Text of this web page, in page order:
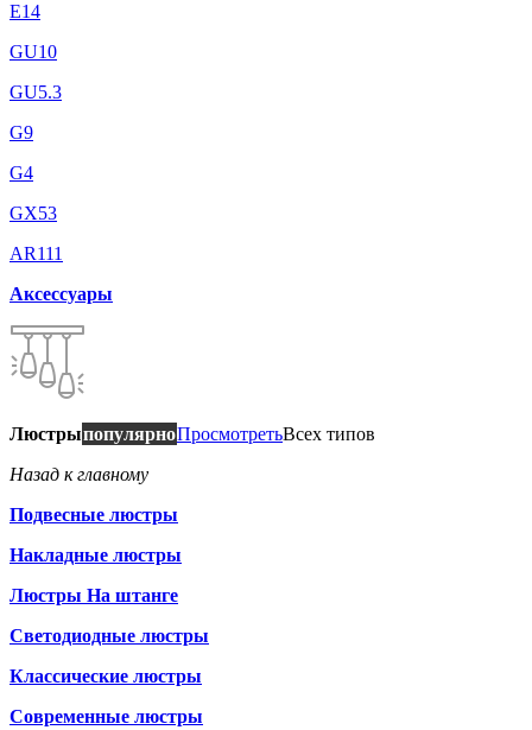
E14
GU10
GU5.3
G9
G4
GX53
AR111
Аксессуары
ЛюстрыпопулярноПросмотретьВсех типов
Назад к главному
Подвесные люстры
Накладные люстры
Люстры На штанге
Светодиодные люстры
Классические люстры
Современные люстры